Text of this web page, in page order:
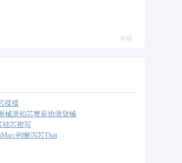
举报
褋褋
械泄袙芯蟹薪协泄褏械
袦芯褉写
Marc袧懈泻芯That